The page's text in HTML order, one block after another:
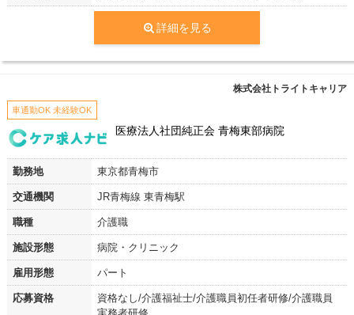
詳細を見る
株式会社トライトキャリア
車通勤OK 未経験OK
医療法人社団純正会 青梅東部病院
勤務地 東京都青梅市
交通機関 JR青梅線 東青梅駅
職種 介護職
施設形態 病院・クリニック
雇用形態 パート
応募資格
資格なし/介護福祉士/介護職員初任者研修/介護職員